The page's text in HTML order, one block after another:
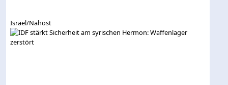
Israel/Nahost